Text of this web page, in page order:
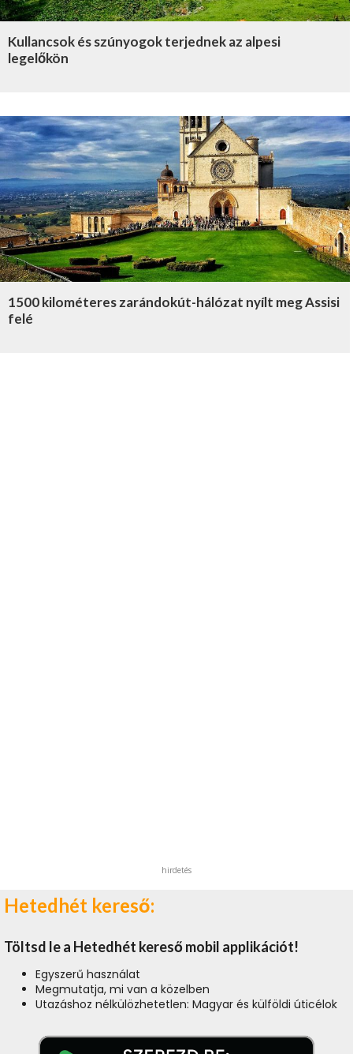
Kullancsok és szúnyogok terjednek az alpesi
legelőkön
1500 kilométeres zarándokút-hálózat nyílt meg Assisi
felé
hirdetés
Hetedhét kereső:
Töltsd le a Hetedhét kereső mobil applikációt!
Egyszerű használat
Megmutatja, mi van a közelben
Utazáshoz nélkülözhetetlen: Magyar és külföldi úticélok